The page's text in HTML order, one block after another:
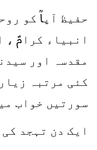
حفیظ آپاؒ کو
انبیاء کرامؑ
مقدسہ اور
کئی مرتبہ
سورتیں خواب
ایک دن تہجد